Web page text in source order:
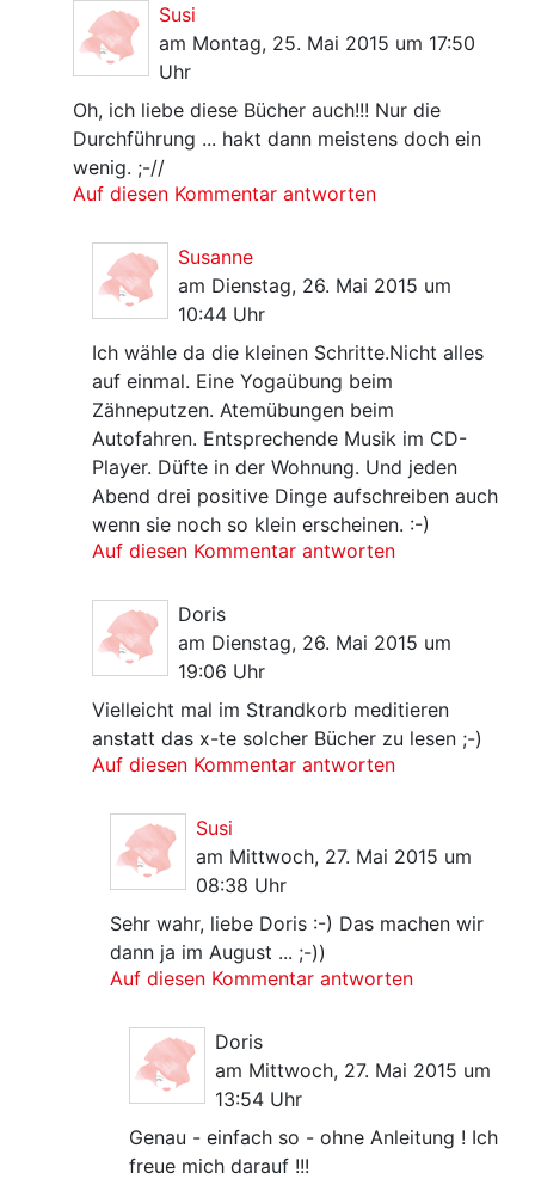
Susi
am Montag, 25. Mai 2015 um 17:50
Uhr
Oh, ich liebe diese Bücher auch!!! Nur die
Durchführung ... hakt dann meistens doch ein
wenig. ;-//
Auf diesen Kommentar antworten
Susanne
am Dienstag, 26. Mai 2015 um
10:44 Uhr
Ich wähle da die kleinen Schritte.Nicht alles
auf einmal. Eine Yogaübung beim
Zähneputzen. Atemübungen beim
Autofahren. Entsprechende Musik im CD-
Player. Düfte in der Wohnung. Und jeden
Abend drei positive Dinge aufschreiben auch
wenn sie noch so klein erscheinen. :-)
Auf diesen Kommentar antworten
Doris
am Dienstag, 26. Mai 2015 um
19:06 Uhr
Vielleicht mal im Strandkorb meditieren
anstatt das x-te solcher Bücher zu lesen ;-)
Auf diesen Kommentar antworten
Susi
am Mittwoch, 27. Mai 2015 um
08:38 Uhr
Sehr wahr, liebe Doris :-) Das machen wir
dann ja im August ... ;-))
Auf diesen Kommentar antworten
Doris
am Mittwoch, 27. Mai 2015 um
13:54 Uhr
Genau - einfach so - ohne Anleitung ! Ich
freue mich darauf !!!